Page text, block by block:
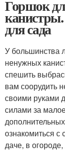
Горшок
для сада
У большинства
ненужных
спешить
вам соорудить
своими руками
силами за
ознакомиться с
даче, в